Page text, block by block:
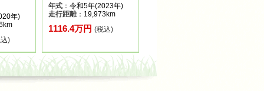
年)
)
年式 ：令和5年(2023年)
走行距離：19,973km
1116.4万円 (税込)